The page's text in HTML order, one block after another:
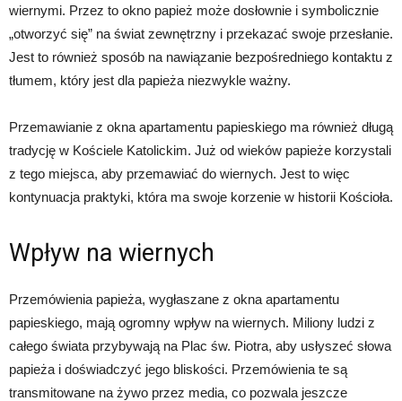
wiernymi. Przez to okno papież może dosłownie i symbolicznie
„otworzyć się” na świat zewnętrzny i przekazać swoje przesłanie.
Jest to również sposób na nawiązanie bezpośredniego kontaktu z
tłumem, który jest dla papieża niezwykle ważny.
Przemawianie z okna apartamentu papieskiego ma również długą
tradycję w Kościele Katolickim. Już od wieków papieże korzystali
z tego miejsca, aby przemawiać do wiernych. Jest to więc
kontynuacja praktyki, która ma swoje korzenie w historii Kościoła.
Wpływ na wiernych
Przemówienia papieża, wygłaszane z okna apartamentu
papieskiego, mają ogromny wpływ na wiernych. Miliony ludzi z
całego świata przybywają na Plac św. Piotra, aby usłyszeć słowa
papieża i doświadczyć jego bliskości. Przemówienia te są
transmitowane na żywo przez media, co pozwala jeszcze